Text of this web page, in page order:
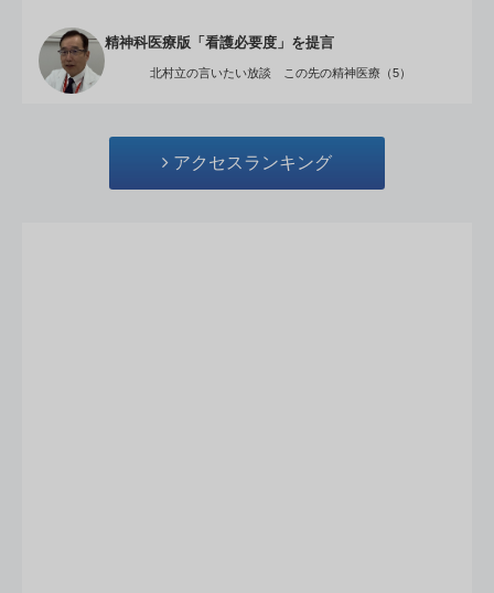
精神科医療版「看護必要度」を提言
北村立の言いたい放談 この先の精神医療（5）
アクセスランキング